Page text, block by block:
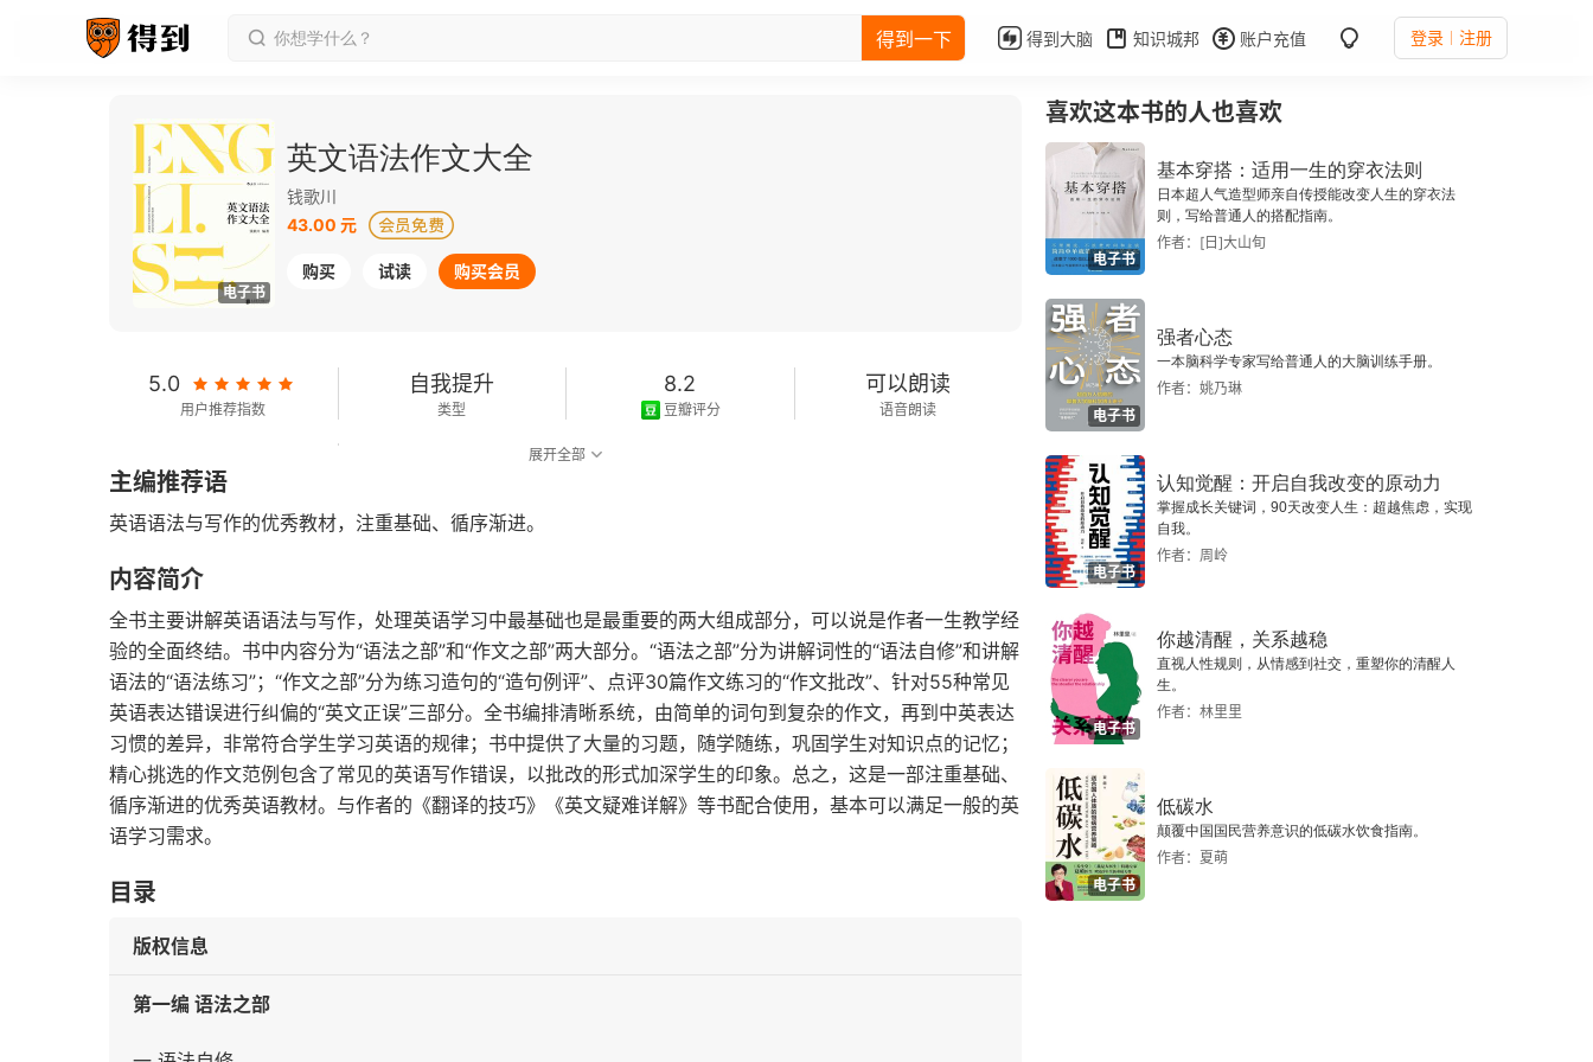
得到一下 得到大脑 知识城邦 账户充值 登录 注册
电子书
英文语法作文大全
钱歌川
43.00 元
购买 试读 购买会员
5.0
用户推荐指数
自我提升
类型
8.2
豆瓣评分
可以朗读
语音朗读
字数
展开全部
主编推荐语
英语语法与写作的优秀教材，注重基础、循序渐进。
内容简介
全书主要讲解英语语法与写作，处理英语学习中最基础也是最重要的两大组成部分，可以说是作者一生教学经
验的全面终结。书中内容分为“语法之部”和“作文之部”两大部分。“语法之部”分为讲解词性的“语法自修”和讲解
语法的“语法练习”；“作文之部”分为练习造句的“造句例评”、点评30篇作文练习的“作文批改”、针对55种常见
英语表达错误进行纠偏的“英文正误”三部分。全书编排清晰系统，由简单的词句到复杂的作文，再到中英表达
习惯的差异，非常符合学生学习英语的规律；书中提供了大量的习题，随学随练，巩固学生对知识点的记忆；
精心挑选的作文范例包含了常见的英语写作错误，以批改的形式加深学生的印象。总之，这是一部注重基础、
循序渐进的优秀英语教材。与作者的《翻译的技巧》《英文疑难详解》等书配合使用，基本可以满足一般的英
语学习需求。
目录
版权信息
第一编 语法之部
喜欢这本书的人也喜欢
电子书
基本穿搭：适用一生的穿衣法则
日本超人气造型师亲自传授能改变人生的穿衣法
则，写给普通人的搭配指南。
作者：[日]大山旬
电子书
强者心态
一本脑科学专家写给普通人的大脑训练手册。
作者：姚乃琳
电子书
认知觉醒：开启自我改变的原动力
掌握成长关键词，90天改变人生：超越焦虑，实现
自我。
作者：周岭
电子书
你越清醒，关系越稳
直视人性规则，从情感到社交，重塑你的清醒人
生。
作者：林里里
电子书
低碳水
颠覆中国国民营养意识的低碳水饮食指南。
作者：夏萌